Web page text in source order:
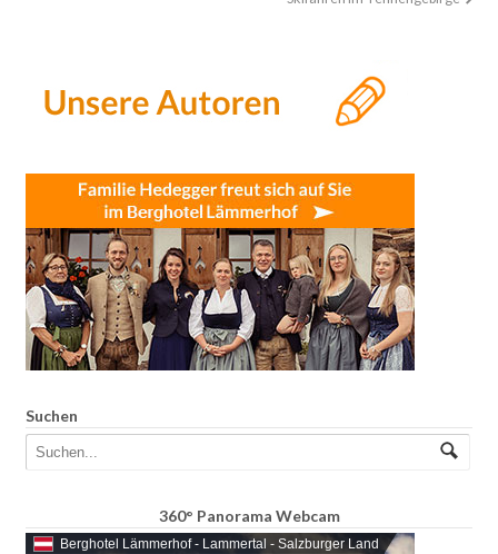
Suchen
360° Panorama Webcam
Berghotel Lämmerhof - Lammertal - Salzburger Land